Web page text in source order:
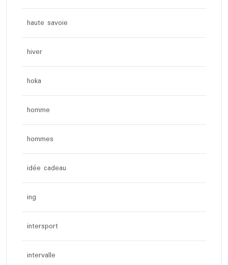
haute savoie
hiver
hoka
homme
hommes
idée cadeau
ing
intersport
intervalle